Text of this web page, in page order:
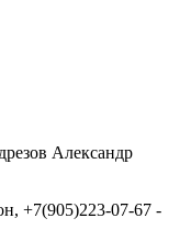
Александр
+7(905)223-07-67 -